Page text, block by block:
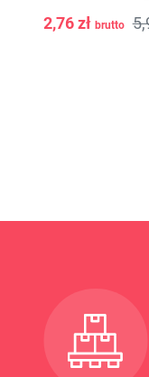
2,76 zł brutto
- +